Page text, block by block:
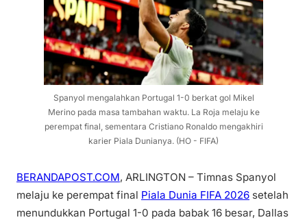
Spanyol mengalahkan Portugal 1-0 berkat gol Mikel
Merino pada masa tambahan waktu. La Roja melaju ke
perempat final, sementara Cristiano Ronaldo mengakhiri
karier Piala Dunianya. (HO - FIFA)
BERANDAPOST.COM, ARLINGTON – Timnas Spanyol
melaju ke perempat final Piala Dunia FIFA 2026 setelah
menundukkan Portugal 1-0 pada babak 16 besar, Dallas